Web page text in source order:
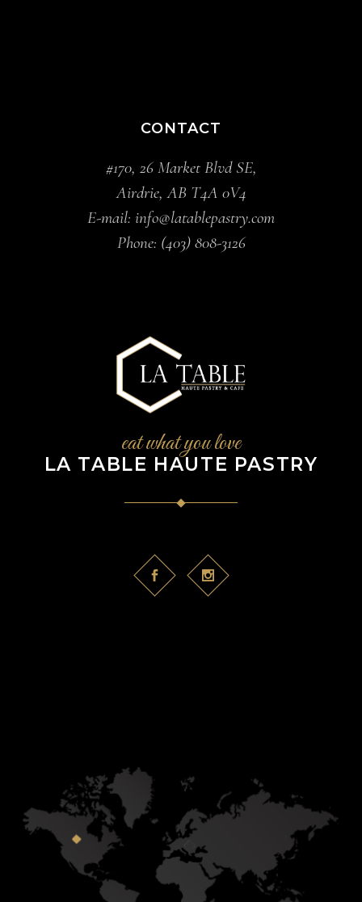
CONTACT
#170, 26 Market Blvd SE,
Airdrie, AB T4A 0V4
E-mail: info@latablepastry.com
Phone: (403) 808-3126
eat what you love
LA TABLE HAUTE PASTRY